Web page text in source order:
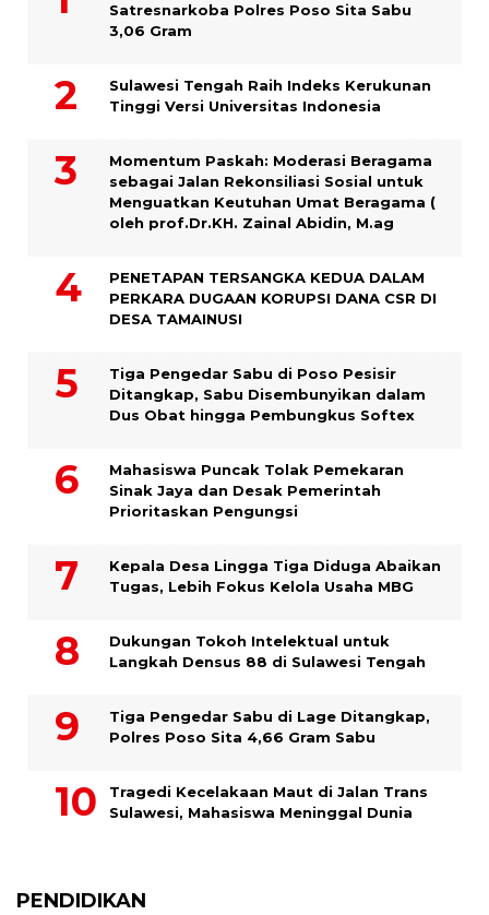
Satresnarkoba Polres Poso Sita Sabu
3,06 Gram
Sulawesi Tengah Raih Indeks Kerukunan
Tinggi Versi Universitas Indonesia
Momentum Paskah: Moderasi Beragama
sebagai Jalan Rekonsiliasi Sosial untuk
Menguatkan Keutuhan Umat Beragama (
oleh prof.Dr.KH. Zainal Abidin, M.ag
PENETAPAN TERSANGKA KEDUA DALAM
PERKARA DUGAAN KORUPSI DANA CSR DI
DESA TAMAINUSI
Tiga Pengedar Sabu di Poso Pesisir
Ditangkap, Sabu Disembunyikan dalam
Dus Obat hingga Pembungkus Softex
Mahasiswa Puncak Tolak Pemekaran
Sinak Jaya dan Desak Pemerintah
Prioritaskan Pengungsi
Kepala Desa Lingga Tiga Diduga Abaikan
Tugas, Lebih Fokus Kelola Usaha MBG
Dukungan Tokoh Intelektual untuk
Langkah Densus 88 di Sulawesi Tengah
Tiga Pengedar Sabu di Lage Ditangkap,
Polres Poso Sita 4,66 Gram Sabu
Tragedi Kecelakaan Maut di Jalan Trans
Sulawesi, Mahasiswa Meninggal Dunia
PENDIDIKAN